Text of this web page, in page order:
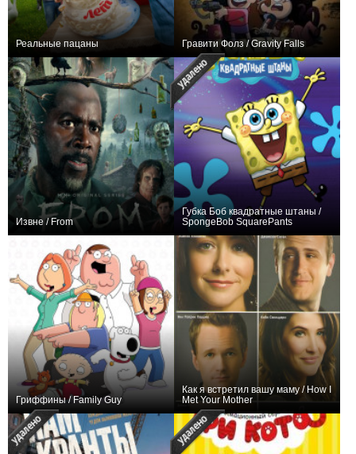
Реальные пацаны Гравити Фолз / Gravity Falls
158
Извне / From
Губка Боб квадратные штаны /
SpongeBob SquarePants
Гриффины / Family Guy
136
Как я встретил вашу маму / How I
Met Your Mother
134